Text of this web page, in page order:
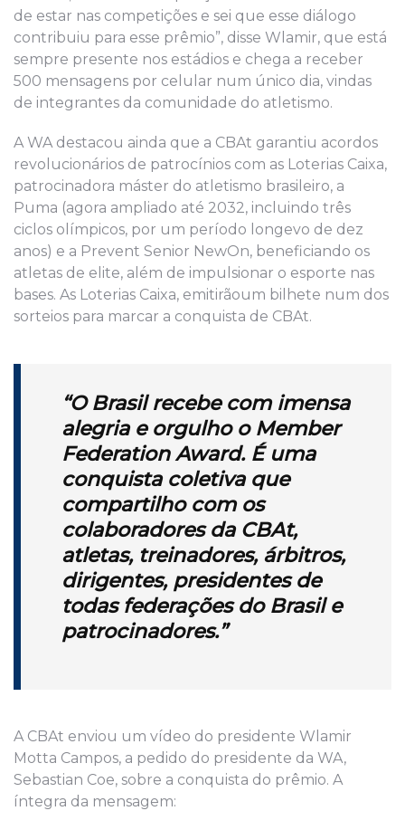
de estar nas competições e sei que esse diálogo
contribuiu para esse prêmio”, disse Wlamir, que está
sempre presente nos estádios e chega a receber
500 mensagens por celular num único dia, vindas
de integrantes da comunidade do atletismo.
A WA destacou ainda que a CBAt garantiu acordos
revolucionários de patrocínios com as Loterias Caixa,
patrocinadora máster do atletismo brasileiro, a
Puma (agora ampliado até 2032, incluindo três
ciclos olímpicos, por um período longevo de dez
anos) e a Prevent Senior NewOn, beneficiando os
atletas de elite, além de impulsionar o esporte nas
bases. As Loterias Caixa, emitirãoum bilhete num dos
sorteios para marcar a conquista de CBAt.
“O Brasil recebe com imensa
alegria e orgulho oMember
Federation Award. É uma
conquista coletiva que
compartilho com os
colaboradores da CBAt,
atletas, treinadores, árbitros,
dirigentes, presidentesde
todas federações do Brasil e
patrocinadores.”
A CBAt enviou um vídeo do presidente Wlamir
Motta Campos, a pedido do presidente da WA,
Sebastian Coe, sobre a conquista do prêmio. A
íntegra da mensagem: